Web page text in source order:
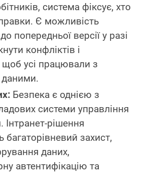
система фіксує, хто
Є можливість
попередньої версії у разі
конфліктів і
щоб усі працювали з
даними.
Безпека є однією з
системи управління
рішення
багаторівневий захист,
даних,
автентифікацію та